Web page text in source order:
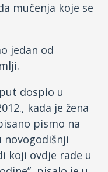
mučenja koje se
jedan od
dospio u
kada je žena
pismo na
novogodišnji
koji ovdje rade u